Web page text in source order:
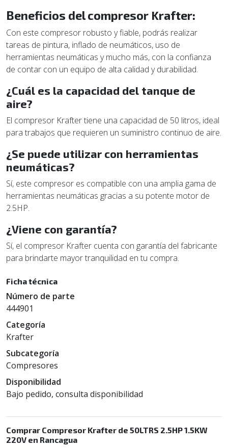
Beneficios del compresor Krafter:
Con este compresor robusto y fiable, podrás realizar
tareas de pintura, inflado de neumáticos, uso de
herramientas neumáticas y mucho más, con la confianza
de contar con un equipo de alta calidad y durabilidad.
¿Cuál es la capacidad del tanque de
aire?
El compresor Krafter tiene una capacidad de 50 litros, ideal
para trabajos que requieren un suministro continuo de aire.
¿Se puede utilizar con herramientas
neumáticas?
Sí, este compresor es compatible con una amplia gama de
herramientas neumáticas gracias a su potente motor de
2.5HP.
¿Viene con garantía?
Sí, el compresor Krafter cuenta con garantía del fabricante
para brindarte mayor tranquilidad en tu compra.
Ficha técnica
Número de parte
444901
Categoría
Krafter
Subcategoría
Compresores
Disponibilidad
Bajo pedido, consulta disponibilidad
Comprar Compresor Krafter de 50LTRS 2.5HP 1.5KW
220V en Rancagua